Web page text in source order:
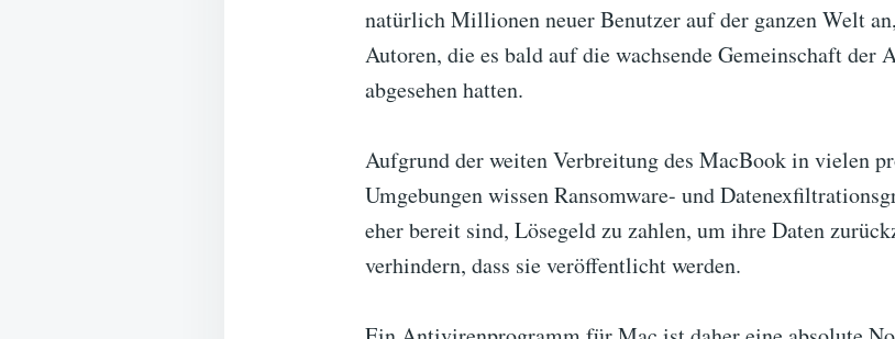
natürlich Millionen neuer Benutzer auf der ganzen Welt
Autoren, die es bald auf die wachsende Gemeinschaft der
abgesehen hatten.
Aufgrund der weiten Verbreitung des MacBook in vielen
Umgebungen wissen Ransomware- und
eher bereit sind, Lösegeld zu zahlen, um ihre Daten
verhindern, dass sie veröffentlicht werden.